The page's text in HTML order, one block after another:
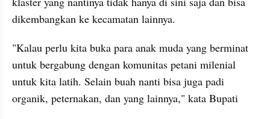
dikembangkan ke kecamatan lainnya.
"Kalau perlu kita buka para anak muda yang berminat
untuk bergabung dengan komunitas petani milenial
untuk kita latih. Selain buah nanti bisa juga padi
organik, peternakan, dan yang lainnya," kata Bupati